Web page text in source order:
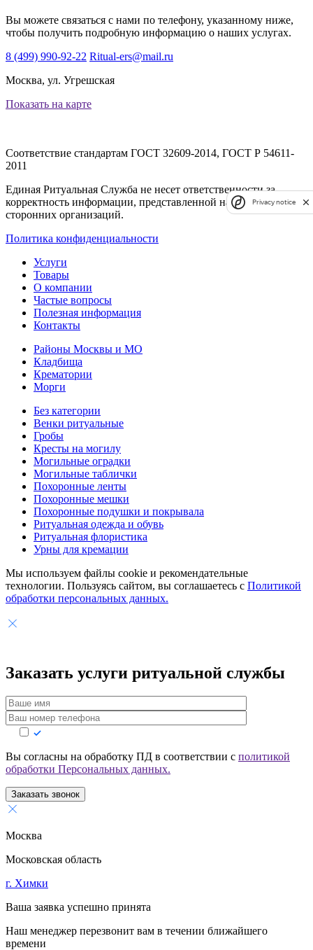
Вы можете связаться с нами по телефону, указанному ниже,
чтобы получить подробную информацию о наших услугах.
8 (499) 990-92-22 Ritual-ers@mail.ru
Москва, ул. Угрешская
Показать на карте
Соответствие стандартам ГОСТ 32609-2014, ГОСТ Р 54611-
2011
Единая Ритуальная Служба не несет ответственности за
корректность информации, представленной на сайтах
сторонних организаций.
Политика конфиденциальности
Услуги
Товары
О компании
Частые вопросы
Полезная информация
Контакты
Районы Москвы и МО
Кладбища
Крематории
Морги
Без категории
Венки ритуальные
Гробы
Кресты на могилу
Могильные оградки
Могильные таблички
Похоронные ленты
Похоронные мешки
Похоронные подушки и покрывала
Ритуальная одежда и обувь
Ритуальная флористика
Урны для кремации
Мы используем файлы cookie и рекомендательные
технологии. Пользуясь сайтом, вы соглашаетесь с Политикой
обработки персональных данных.
Заказать услуги ритуальной службы
Вы согласны на обработку ПД в соответствии с политикой
обработки Персональных данных.
Заказать звонок
Москва
Московская область
г. Химки
Ваша заявка успешно принята
Наш менеджер перезвонит вам в течении ближайшего
времени
Privacy notice